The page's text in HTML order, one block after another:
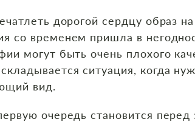
дорогой сердцу образ
со временем пришла в
могут быть очень плохого
ситуация, когда
вид.
очередь становится перед